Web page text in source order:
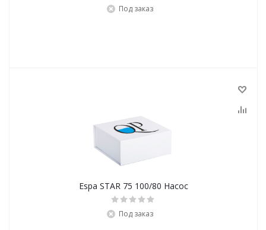
Под заказ
Espa STAR 75 100/80 Насос
Под заказ